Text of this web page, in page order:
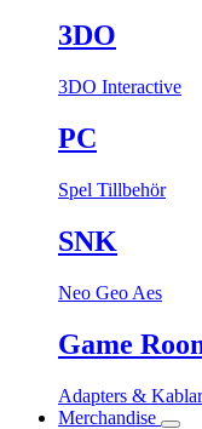
3DO
3DO Interactive
PC
Spel Tillbehör
SNK
Neo Geo Aes
Game
Adapters &
Merchandise